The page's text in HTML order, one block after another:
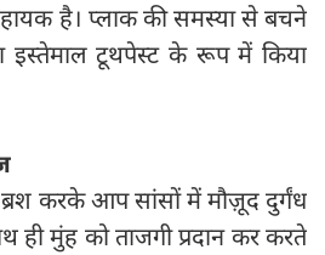
है। प्लाक की समस्या से बचने
इस्तेमाल टूथपेस्ट के रूप में किया
करके आप सांसों में मौज़ूद दुर्गंध
मुंह को ताजगी प्रदान कर करते